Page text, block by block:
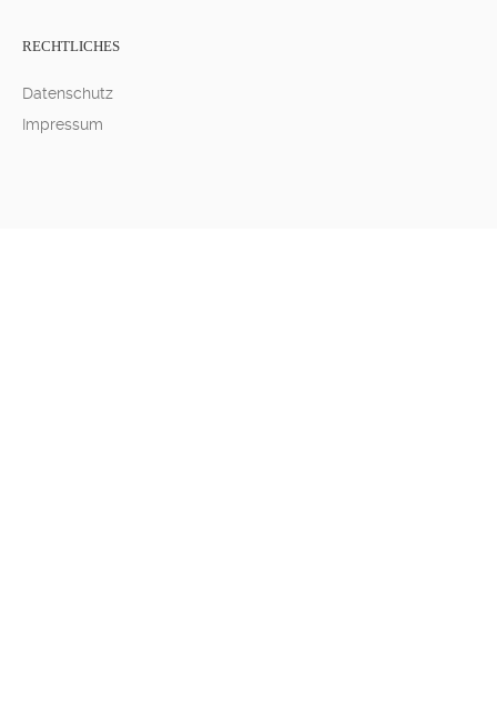
RECHTLICHES
Datenschutz
Impressum